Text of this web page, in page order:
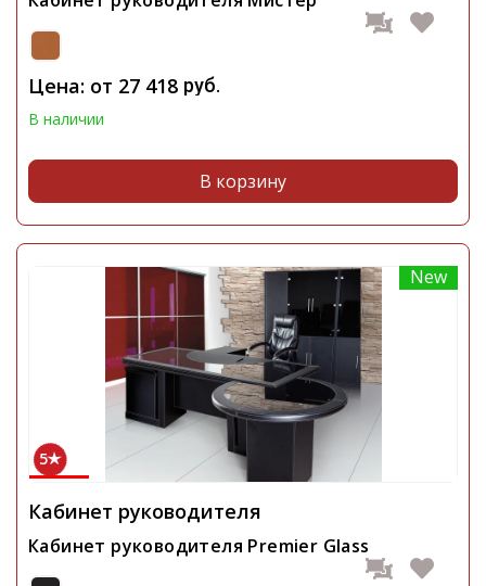
Цена: от 27 418 руб.
В наличии
В корзину
New
5
Кабинет руководителя
Кабинет руководителя Premier Glass